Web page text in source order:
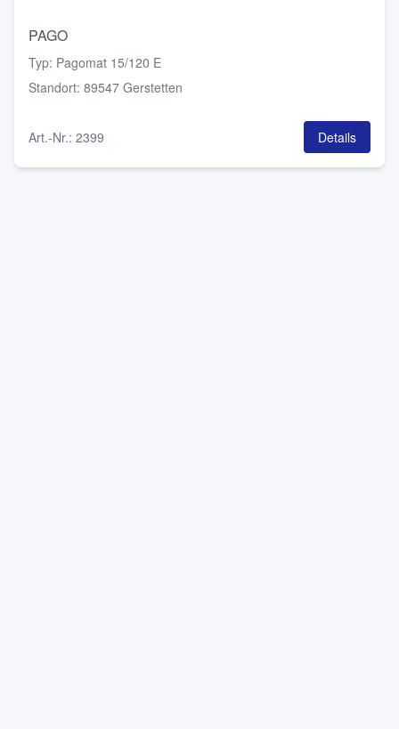
PAGO
Typ: Pagomat 15/120 E
Standort: 89547 Gerstetten
Art.-Nr.: 2399 Details